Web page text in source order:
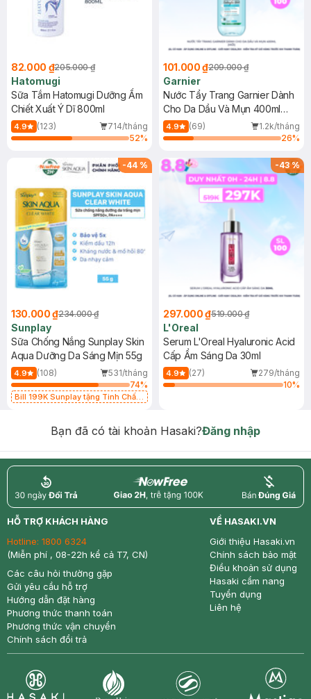
82.000 ₫205.000 ₫
Hatomugi
Sữa Tắm Hatomugi Dưỡng Ẩm
Chiết Xuất Ý Dĩ 800ml
4.9 (123)
714/tháng
52%
101.000 ₫209.000 ₫
Garnier
Nước Tẩy Trang Garnier Dành
Cho Da Dầu Và Mụn 400ml
(Mới)
4.9 (69)
1.2k/tháng
26%
-44 %
130.000 ₫234.000 ₫
Sunplay
Sữa Chống Nắng Sunplay Skin
Aqua Dưỡng Da Sáng Mịn 55g
4.9 (108)
531/tháng
74%
Bill 199K Sunplay tặng Tinh Chất
-43%
297.000 ₫519.000 ₫
L'Oreal
Serum L'Oreal Hyaluronic Acid
Cấp Ẩm Sáng Da 30ml
4.9 (27)
279/tháng
10%
Bạn đã có tài khoản Hasaki?Đăng nhập
return nowfree price
HỖ TRỢ KHÁCH HÀNG
Hotline: 1800 6324
(Miễn phí , 08-22h kể cả T7, CN)
Các câu hỏi thường gặp
Gửi yêu cầu hỗ trợ
Hướng dẫn đặt hàng
Phương thức thanh toán
Phương thức vận chuyển
Chính sách đổi trả
VỀ HASAKI.VN
Giới thiệu Hasaki.vn
Chính sách bảo mật
Điều khoản sử dụng
Hasaki cẩm nang
Tuyển dụng
Liên hệ